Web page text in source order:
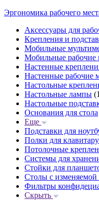
Эргономика рабочего
Аксессуары для
Крепления и
Мобильные
Мобильные рабочие
Настенные
Настенные рабочие
Настольные
Настольные лампы
Настольные
Основания для стола
Еще
Подставки для
Полки для
Потолочные
Системы для
Стойки для
Столы с изменяемой
Фильтры
Скрыть